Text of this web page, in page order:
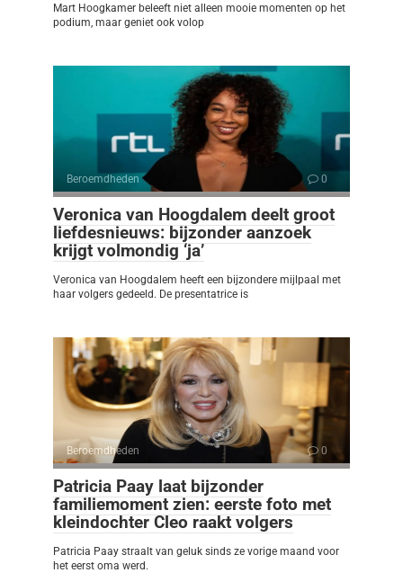
Mart Hoogkamer beleeft niet alleen mooie momenten op het
podium, maar geniet ook volop
Beroemdheden 0
Veronica van Hoogdalem deelt groot
liefdesnieuws: bijzonder aanzoek
krijgt volmondig ‘ja’
Veronica van Hoogdalem heeft een bijzondere mijlpaal met
haar volgers gedeeld. De presentatrice is
Beroemdheden 0
Patricia Paay laat bijzonder
familiemoment zien: eerste foto met
kleindochter Cleo raakt volgers
Patricia Paay straalt van geluk sinds ze vorige maand voor
het eerst oma werd.